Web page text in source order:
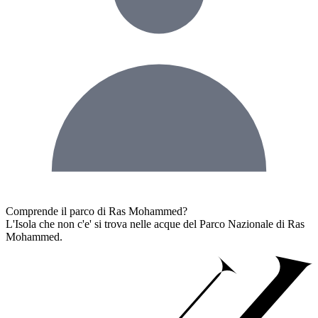
Comprende il parco di Ras Mohammed?
L'Isola che non c'e' si trova nelle acque del Parco Nazionale di Ras
Mohammed.